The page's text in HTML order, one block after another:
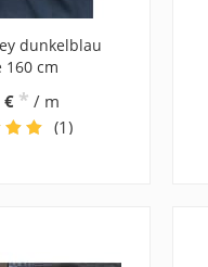
dunkelblau
160 cm
€ * / m
(1)